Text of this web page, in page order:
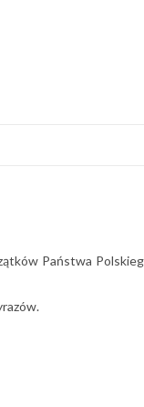
Państwa